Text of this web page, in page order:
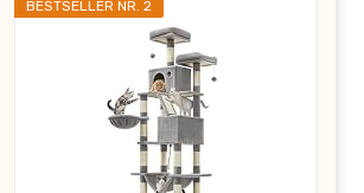
BESTSELLER NR. 2